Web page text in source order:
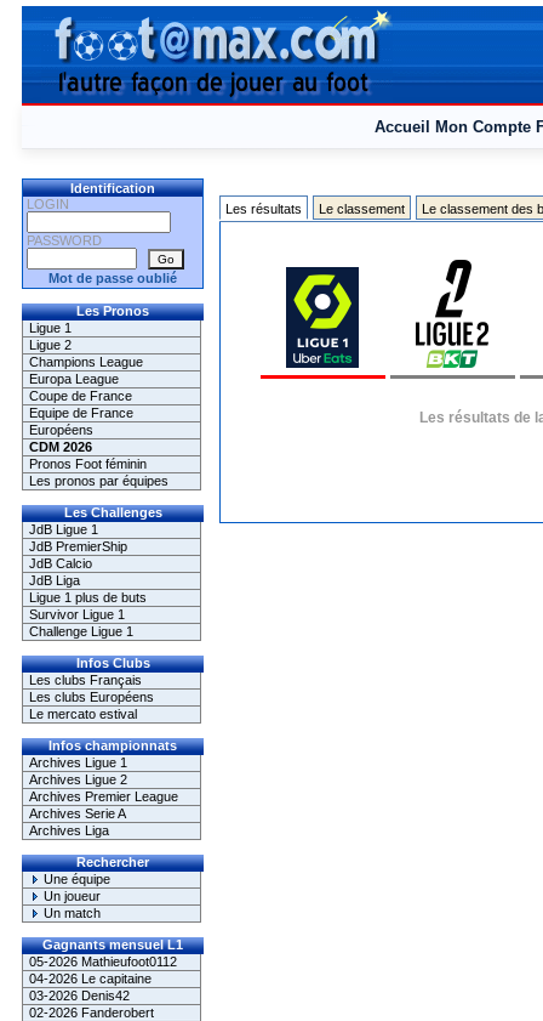
Accueil Mon Compte
Identification
LOGIN
PASSWORD
Mot de passe oublié
Les Pronos
Ligue 1
Ligue 2
Champions League
Europa League
Coupe de France
Equipe de France
Européens
CDM 2026
Pronos Foot féminin
Les pronos par équipes
Les Challenges
JdB Ligue 1
JdB PremierShip
JdB Calcio
JdB Liga
Ligue 1 plus de buts
Survivor Ligue 1
Challenge Ligue 1
Infos Clubs
Les clubs Français
Les clubs Européens
Le mercato estival
Infos championnats
Archives Ligue 1
Archives Ligue 2
Archives Premier League
Archives Serie A
Archives Liga
Rechercher
Une équipe
Un joueur
Un match
Gagnants mensuel L1
05-2026 Mathieufoot0112
04-2026 Le capitaine
03-2026 Denis42
02-2026 Fanderobert
Les résultats Le classement Le classement des
Les résultats de